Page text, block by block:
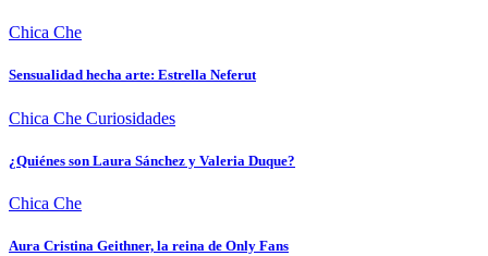
Chica Che
Sensualidad hecha arte: Estrella Neferut
Chica Che Curiosidades
¿Quiénes son Laura Sánchez y Valeria Duque?
Chica Che
Aura Cristina Geithner, la reina de Only Fans